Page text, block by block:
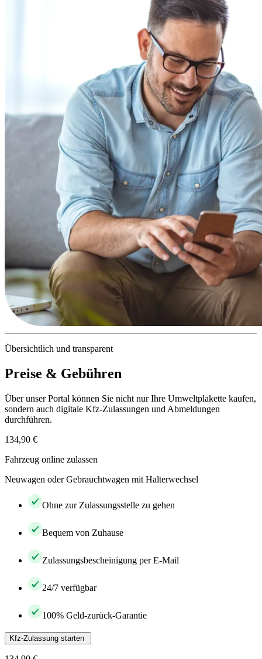
Übersichtlich und transparent
Preise & Gebühren
Über unser Portal können Sie nicht nur Ihre Umweltplakette kaufen,
sondern auch digitale Kfz-Zulassungen und Abmeldungen
durchführen.
134,90 €
Fahrzeug online zulassen
Neuwagen oder Gebrauchtwagen mit Halterwechsel
Ohne zur Zulassungsstelle zu gehen
Bequem von Zuhause
Zulassungsbescheinigung per E-Mail
24/7 verfügbar
100% Geld-zurück-Garantie
Kfz-Zulassung starten